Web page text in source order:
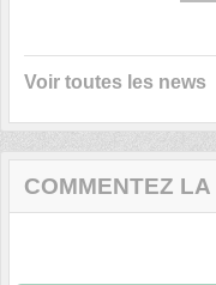
Voir toutes les news
COMMENTEZ LA